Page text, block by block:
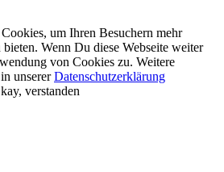
um Ihren Besuchern mehr
Wenn Du diese Webseite weiter
von Cookies zu. Weitere
unsererDatenschutzerklärung
verstanden